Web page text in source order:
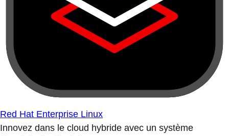
Red Hat Enterprise Linux
Innovez dans le cloud hybride avec un système